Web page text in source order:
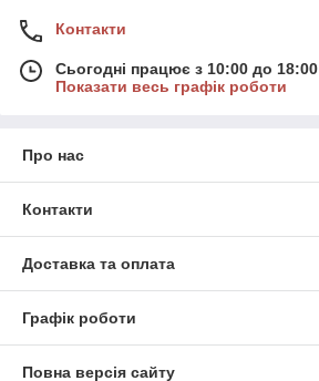
Контакти
Сьогодні працює з 10:00 до 18:00
Показати весь графік роботи
Про нас
Контакти
Доставка та оплата
Графік роботи
Повна версія сайту